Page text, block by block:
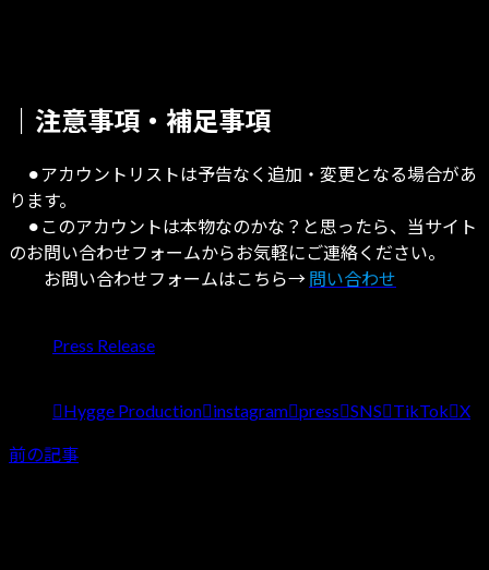
｜注意事項・補足事項
⚫︎アカウントリストは予告なく追加・変更となる場合があ
ります。
⚫︎このアカウントは本物なのかな？と思ったら、当サイト
のお問い合わせフォームからお気軽にご連絡ください。
お問い合わせフォームはこちら→ 問い合わせ
Press Release
Hygge Production instagram press SNS TikTok X
前の記事